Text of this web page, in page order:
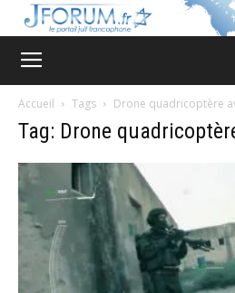
Accueil Tags Drone quadricoptère
Tag: Drone